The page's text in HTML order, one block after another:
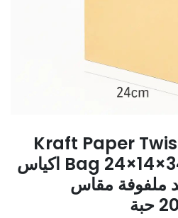
#4 Kraft Paper
Bag 24×14×34H cm 200/ctn اكياس
4# بيد ملفوفة مقاس